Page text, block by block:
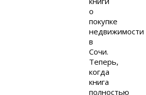
о
покупке
недвижимости
в
Сочи.
Теперь,
когда
книга
полностью